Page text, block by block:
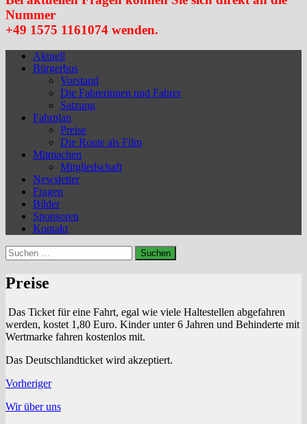
Nummer
+49 1575 1161074 wenden.
Aktuell
Bürgerbus
Vorstand
Die Fahrerinnen und Fahrer
Satzung
Fahrplan
Preise
Die Route als Film
Mitmachen
Mitgliedschaft
Newsletter
Fragen
Bilder
Sponsoren
Kontakt
Suchen
nach:
Preise
Das Ticket für eine Fahrt, egal wie viele Haltestellen abgefahren
werden, kostet 1,80 Euro. Kinder unter 6 Jahren und Behinderte mit
Wertmarke fahren kostenlos mit.
Das Deutschlandticket wird akzeptiert.
Vorheriger
Wir über uns